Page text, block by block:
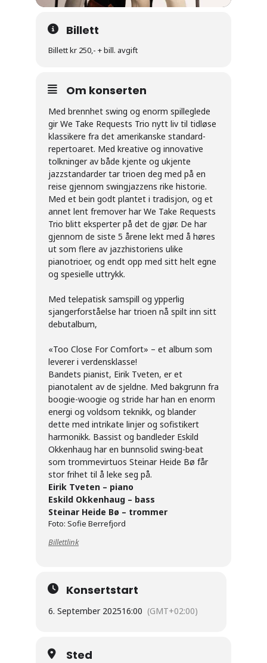
Billett
Billett kr 250,- + bill. avgift
Om konserten
Med brennhet swing og enorm spilleglede
gir We Take Requests Trio nytt liv til tidløse
klassikere fra det amerikanske standard-
repertoaret. Med kreative og innovative
tolkninger av både kjente og ukjente
jazzstandarder tar trioen deg med på en
reise gjennom swingjazzens rike historie.
Med et bein godt plantet i tradisjon, og et
annet lent fremover har We Take Requests
Trio blitt eksperter på det de gjør. De har
gjennom de siste 5 årene lekt med å høres
ut som flere av jazzhistoriens ulike
pianotrioer, og endt opp med sitt helt egne
og spesielle uttrykk.
Med telepatisk samspill og ypperlig
sjangerforståelse har trioen nå spilt inn sitt
debutalbum,
«Too Close For Comfort» – et album som
leverer i verdensklasse!
Bandets pianist, Eirik Tveten, er et
pianotalent av de sjeldne. Med bakgrunn fra
boogie-woogie og stride har han en enorm
energi og voldsom teknikk, og blander
dette med intrikate linjer og sofistikert
harmonikk. Bassist og bandleder Eskild
Okkenhaug har en bunnsolid swing-beat
som trommevirtuos Steinar Heide Bø får
stor frihet til å leke seg på.
Eirik Tveten – piano
Eskild Okkenhaug – bass
Steinar Heide Bø – trommer
Foto: Sofie Berrefjord
Billettlink
Konsertstart
6. September 202516:00 (GMT+02:00)
Sted